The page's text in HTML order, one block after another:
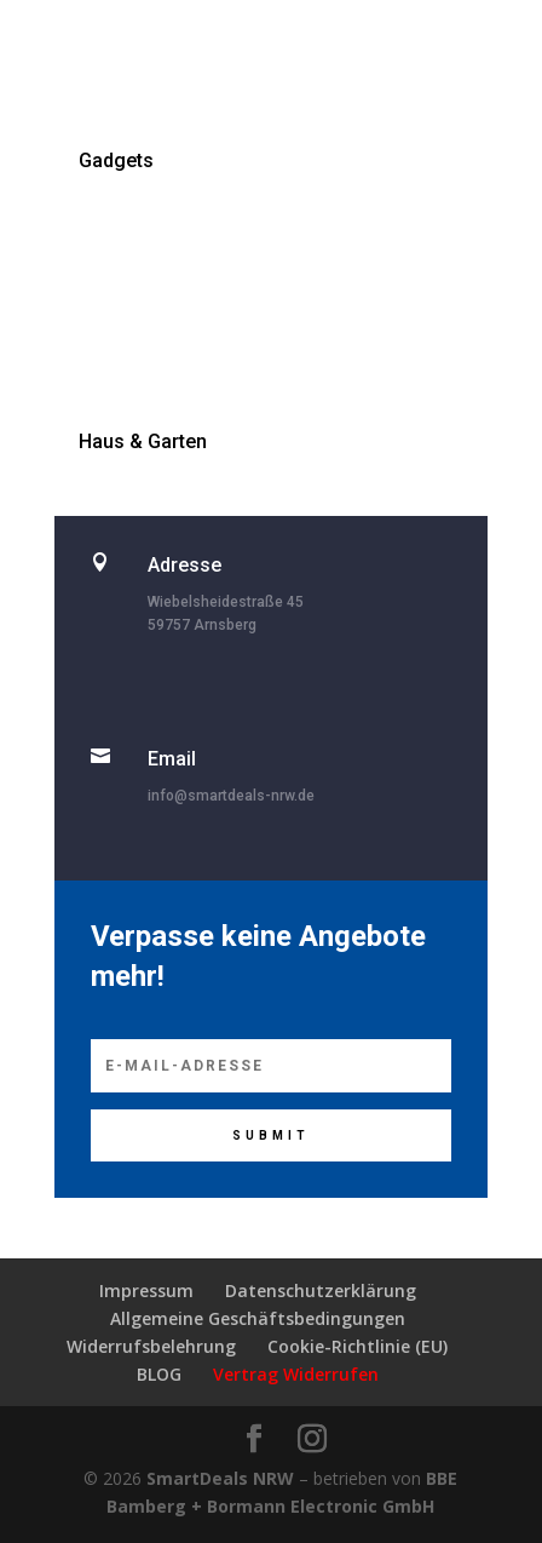
Gadgets
Haus & Garten
 Adresse
Wiebelsheidestraße 45
59757 Arnsberg
 Email
info@smartdeals-nrw.de
Verpasse keine Angebote
mehr!
SUBMIT
Impressum
Datenschutzerklärung
Allgemeine Geschäftsbedingungen
Widerrufsbelehrung
Cookie-Richtlinie (EU)
BLOG
Vertrag Widerrufen
© 2026 SmartDeals NRW – betrieben von BBE
Bamberg + Bormann Electronic GmbH